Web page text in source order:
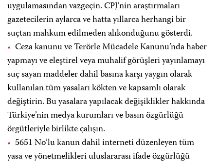
uygulamasından vazgeçin. CPJ’nin araştırmaları
gazetecilerin aylarca ve hatta yıllarca herhangi bir
suçtan mahkum edilmeden alıkonduğunu gösterdi.
Ceza kanunu ve Terörle Mücadele Kanunu’nda haber
yapmayı ve eleştirel veya muhalif görüşleri yayınlamayı
suç sayan maddeler dahil basına karşı yaygın olarak
kullanılan tüm yasaları kökten ve kapsamlı olarak
değiştirin. Bu yasalara yapılacak değişiklikler hakkında
Türkiye’nin medya kurumları ve basın özgürlüğü
örgütleriyle birlikte çalışın.
5651 No’lu kanun dahil interneti düzenleyen tüm
yasa ve yönetmelikleri uluslararası ifade özgürlüğü